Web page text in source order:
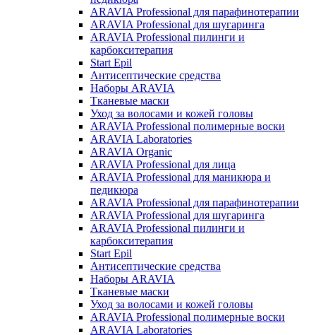
ARAVIA Professional для парафинотерапии
ARAVIA Professional для шугаринга
ARAVIA Professional пилинги и
карбокситерапия
Start Epil
Антисептические средства
Наборы ARAVIA
Тканевые маски
Уход за волосами и кожей головы
ARAVIA Professional полимерные воски
ARAVIA Laboratories
ARAVIA Organic
ARAVIA Professional для лица
ARAVIA Professional для маникюра и
педикюра
ARAVIA Professional для парафинотерапии
ARAVIA Professional для шугаринга
ARAVIA Professional пилинги и
карбокситерапия
Start Epil
Антисептические средства
Наборы ARAVIA
Тканевые маски
Уход за волосами и кожей головы
ARAVIA Professional полимерные воски
ARAVIA Laboratories